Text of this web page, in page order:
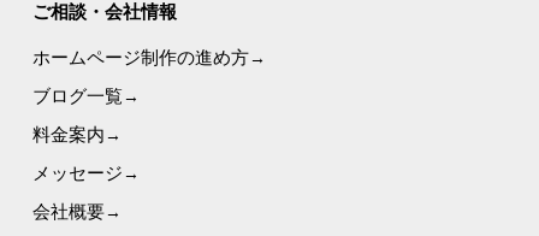
ご相談・会社情報
ホームページ制作の進め方
ブログ一覧
料金案内
メッセージ
会社概要